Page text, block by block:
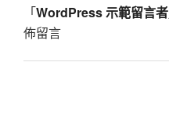
「WordPress 示範留言者
佈留言